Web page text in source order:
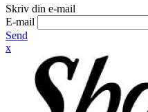
Skriv din e-mail
E-mail
Send
x